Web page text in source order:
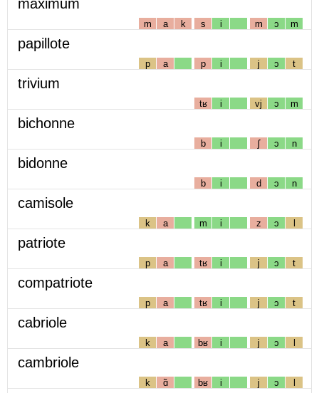
maximum
m a k s i m ɔ m
papillote
p a p i j ɔ t
trivium
tʁ i vj ɔ m
bichonne
b i ʃ ɔ n
bidonne
b i d ɔ n
camisole
k a m i z ɔ l
patriote
p a tʁ i j ɔ t
compatriote
p a tʁ i j ɔ t
cabriole
k a bʁ i j ɔ l
cambriole
k ɑ̃ bʁ i j ɔ l